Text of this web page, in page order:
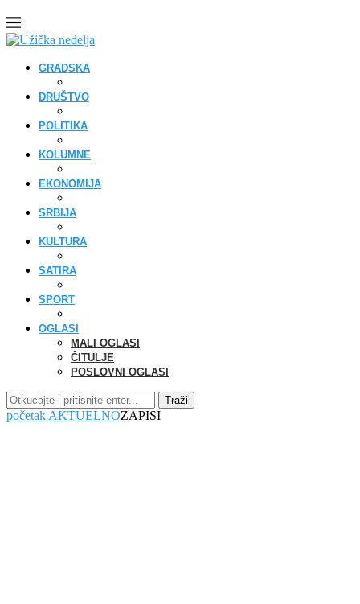
GRADSKA
DRUŠTVO
POLITIKA
KOLUMNE
EKONOMIJA
SRBIJA
KULTURA
SATIRA
SPORT
OGLASI
MALI OGLASI
ČITULJE
POSLOVNI OGLASI
Traži
početak AKTUELNOZAPISI